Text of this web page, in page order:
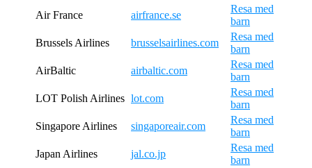
Air France
airfrance.se
Resa med
barn
Brussels Airlines
brusselsairlines.com
Resa med
barn
AirBaltic
airbaltic.com
Resa med
barn
LOT Polish Airlines lot.com
Resa med
barn
Singapore Airlines
singaporeair.com
Resa med
barn
Japan Airlines
jal.co.jp
Resa med
barn